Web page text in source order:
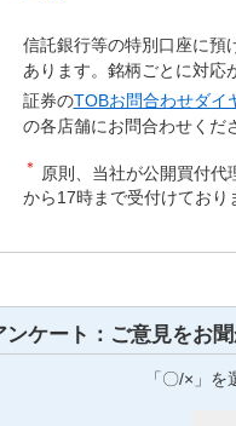
信託銀行等の特別口座に預
あります。銘柄ごとに対応
証券のTOBお問合わせダイ
の各店舗にお問合わせくだ
＊
原則、当社が公開買付
から17時まで受付けており
ンケート：ご意見をお
「〇/×」